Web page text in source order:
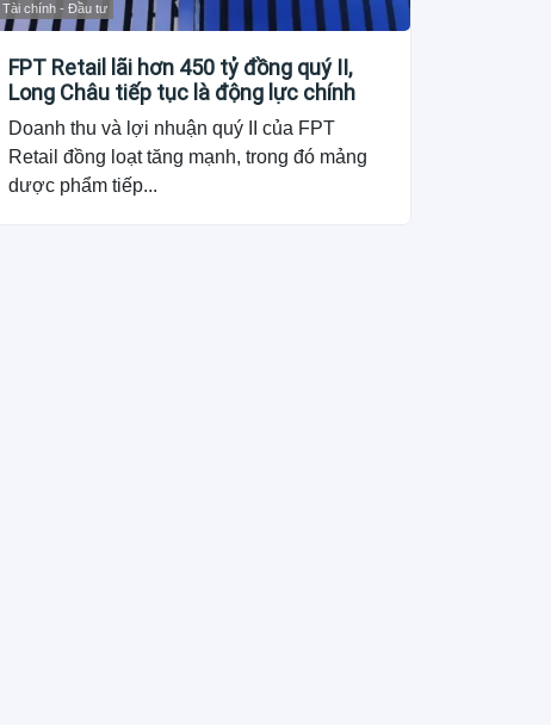
Tài chính - Đầu tư
FPT Retail lãi hơn 450 tỷ đồng quý II,
Long Châu tiếp tục là động lực chính
Doanh thu và lợi nhuận quý II của FPT
Retail đồng loạt tăng mạnh, trong đó mảng
dược phẩm tiếp...